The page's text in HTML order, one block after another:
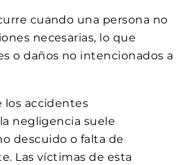
cuando una persona no
necesarias, lo que
o daños no intencionados a
los accidentes
negligencia suele
descuido o falta de
Las víctimas de esta